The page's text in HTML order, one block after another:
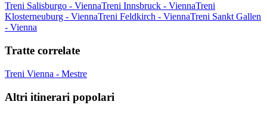
Treni Salisburgo - ViennaTreni Innsbruck - ViennaTreni
Klosterneuburg - ViennaTreni Feldkirch - ViennaTreni Sankt Gallen
- Vienna
Tratte correlate
Treni Vienna - Mestre
Altri itinerari popolari